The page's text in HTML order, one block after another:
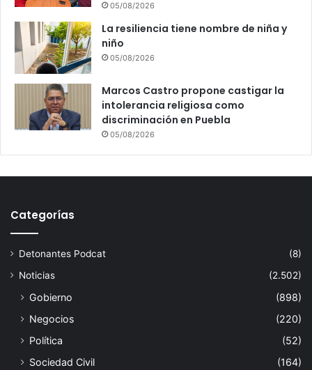
05/08/2026
La resiliencia tiene nombre de niña y
niño
05/08/2026
Marcos Castro propone castigar la
intolerancia religiosa como
discriminación en Puebla
05/08/2026
Categorías
Detonantes Podcat
(8)
Noticias
(2.502)
Gobierno
(898)
Negocios
(220)
Política
(52)
Sociedad Civil
(164)